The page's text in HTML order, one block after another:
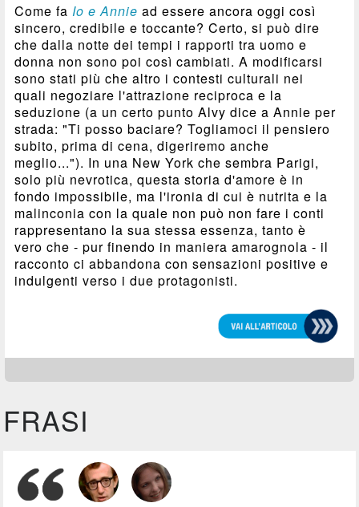
Come faIo e Annie ad essere ancora oggi così
sincero, credibile e toccante? Certo, si può dire
che dalla notte dei tempi i rapporti tra uomo e
donna non sono poi così cambiati. A modificarsi
sono stati più che altro i contesti culturali nei
quali negoziare l'attrazione reciproca e la
seduzione (a un certo punto Alvy dice a Annie per
strada: "Ti posso baciare? Togliamoci il pensiero
subito, prima di cena, digeriremo anche
meglio..."). In una New York che sembra Parigi,
solo più nevrotica, questa storia d'amore è in
fondo impossibile, ma l'ironia di cui è nutrita e la
malinconia con la quale non può non fare i conti
rappresentano la sua stessa essenza, tanto è
vero che - pur finendo in maniera amarognola - il
racconto ci abbandona con sensazioni positive e
indulgenti verso i due protagonisti.
FRASI